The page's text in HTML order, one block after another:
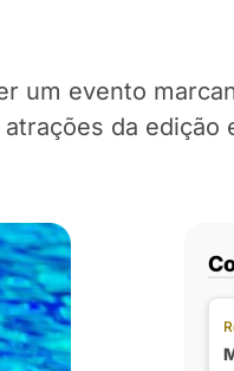
um evento
da edição